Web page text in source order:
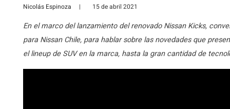
Nicolás Espinoza | 15 de abril 2021
En el marco del lanzamiento del renovado Nissan Kicks,
para Nissan Chile, para hablar sobre las novedades que
el lineup de SUV en la marca, hasta la gran cantidad de